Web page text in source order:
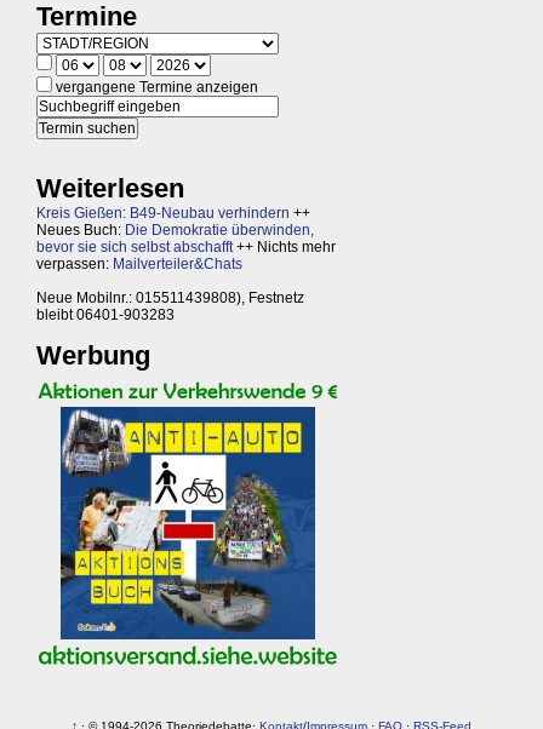
Termine
vergangene Termine anzeigen
Weiterlesen
Kreis Gießen: B49-Neubau verhindern ++
Neues Buch: Die Demokratie überwinden,
bevor sie sich selbst abschafft++ Nichts mehr
verpassen: Mailverteiler&Chats
Neue Mobilnr.: 015511439808), Festnetz
bleibt 06401-903283
Werbung